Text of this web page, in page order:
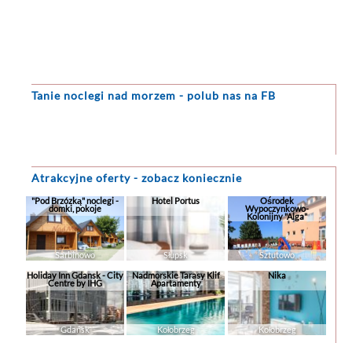
Tanie noclegi nad morzem - polub nas na FB
Atrakcyjne oferty - zobacz koniecznie
"Pod Brzózką" noclegi -
domki, pokoje
Sarbinowo
Hotel Portus
Słupsk
Ośrodek
Wypoczynkowo-
Kolonijny "Alga"
Sztutowo
Holiday Inn Gdansk - City
Centre by IHG
Gdańsk
Nadmorskie Tarasy Klif
Apartamenty
Kołobrzeg
Nika
Kołobrzeg